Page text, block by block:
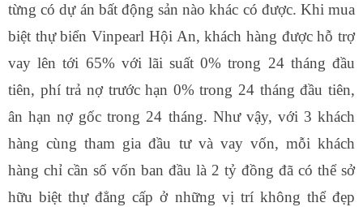
từng có dự án bất động sản nào khác có được. Khi mua
biệt thự biển Vinpearl Hội An, khách hàng được hỗ trợ
vay lên tới 65% với lãi suất 0% trong 24 tháng đầu
tiên, phí trả nợ trước hạn 0% trong 24 tháng đầu tiên,
ân hạn nợ gốc trong 24 tháng. Như vậy, với 3 khách
hàng cùng tham gia đầu tư và vay vốn, mỗi khách
hàng chỉ cần số vốn ban đầu là 2 tỷ đồng đã có thể sở
hữu biệt thự đẳng cấp ở những vị trí không thể đẹp